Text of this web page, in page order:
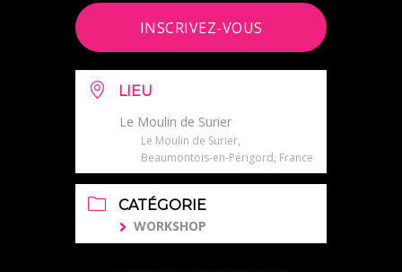
INSCRIVEZ-VOUS
LIEU
Le Moulin de Surier
Le Moulin de Surier,
Beaumontois-en-Périgord, France
CATÉGORIE
WORKSHOP